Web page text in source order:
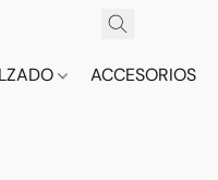
ACCESORIOS